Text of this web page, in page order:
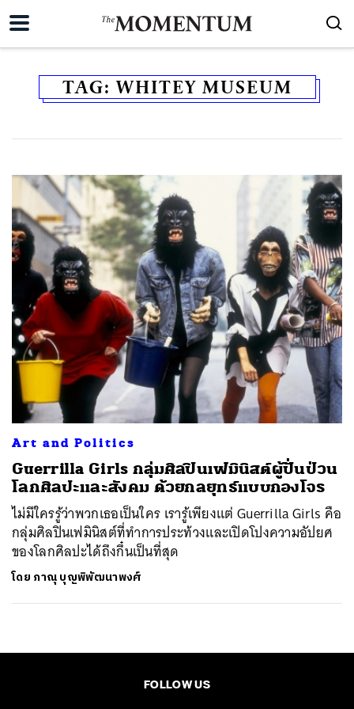
TAG:WHITEY MUSEUM
Art and Politics
Guerrilla Girls กลุ่มศิลปินเฟมินิสต์ผู้ปั่นป่วน
โลกศิลปะและสังคม ด้วยกลยุทธ์แบบกองโจร
ไม่มีใครรู้ว่าพวกเธอเป็นใคร เรารู้เพียงแต่ Guerrilla Girls คือ
กลุ่มศิลปินเฟมินิสต์ที่ทำการประท้วงและเปิดโปงความอัปยศ
ของโลกศิลปะได้ถึงกึ๋นเป็นที่สุด
โดย ภาณุ บุญพิพัฒนาพงศ์
FOLLOW US
ค้นหา
SHARE TWEET LINE EMAIL